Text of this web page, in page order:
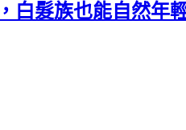
白髮族也能自然年